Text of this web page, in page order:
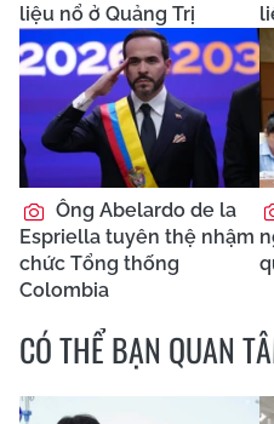
liệu nổ ở Quảng Trị
Ông Abelardo de la
Espriella tuyên thệ nhậm
chức Tổng thống
Colombia
CÓ THỂ BẠN QUAN